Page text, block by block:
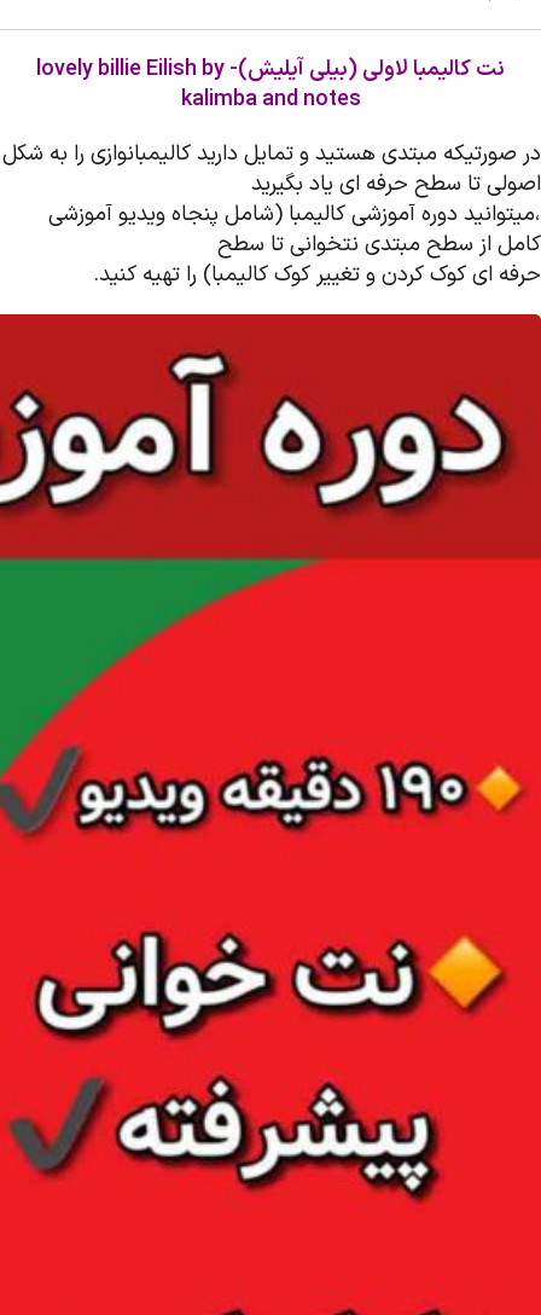
نت کالیمبا لاولی (بیلی آیلیش)- lovely billie Eilish by
kalimba and notes
در صورتیکه مبتدی هستید و تمایل دارید کالیمبانوازی را به شکل
اصولی تا سطح حرفه ای یاد بگیرید
،میتوانید دوره آموزشی کالیمبا (شامل پنجاه ویدیو آموزشی
کامل از سطح مبتدی نتخوانی تا سطح
حرفه ای کوک کردن و تغییر کوک کالیمبا) را تهیه کنید.